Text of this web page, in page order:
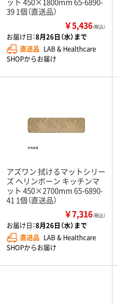
39 1個（直送品）
￥5,436（税込）
お届け日：8月26日（水）まで
直送品 LAB & Healthcare
SHOPからお届け
アズワン 拭けるマットシリー
ズ ヘリンボーン キッチンマ
ット 450×2700mm 65-6890-
41 1個（直送品）
￥7,316（税込）
お届け日：8月26日（水）まで
直送品 LAB & Healthcare
SHOPからお届け